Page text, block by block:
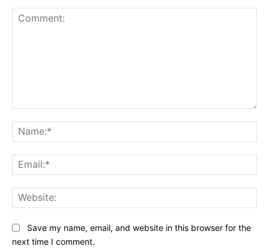
Save my name, email, and website in this browser for the
next time I comment.